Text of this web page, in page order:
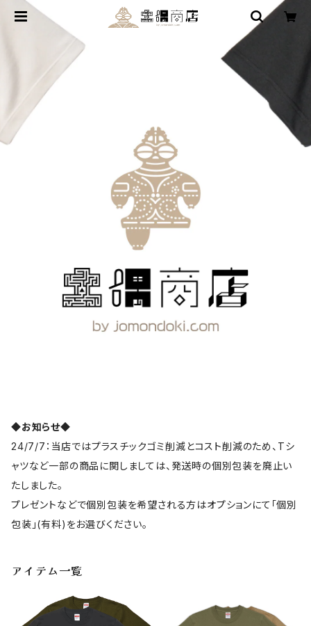
◆お知らせ◆
24/7/7：当店ではプラスチックゴミ削減とコスト削減のため、Tシ
ャツなど一部の商品に関しましては、発送時の個別包装を廃止い
たしました。
プレゼントなどで個別包装を希望される方はオプションにて「個別
包装」(有料)をお選びください。
アイテム一覧